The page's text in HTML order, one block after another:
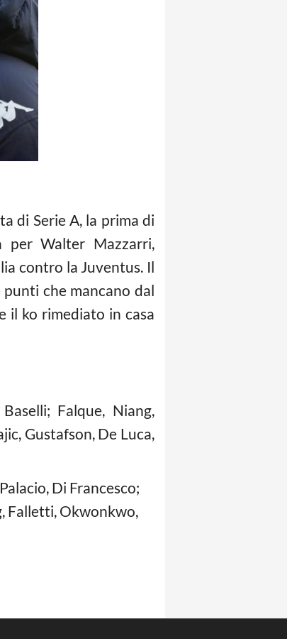
di Serie A, la prima di
per Walter Mazzarri,
contro la Juventus. Il
che mancano dal
il ko rimediato in casa
Falque, Niang,
Gustafson, De Luca,
Di Francesco;
Falletti, Okwonkwo,